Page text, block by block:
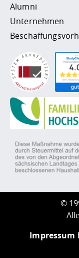
Alumni
Unternehmen
©
Impressum